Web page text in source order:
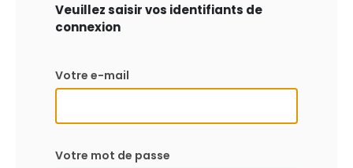
Veuillez saisir vos identifiants de
connexion
Votre e-mail
Votre mot de passe